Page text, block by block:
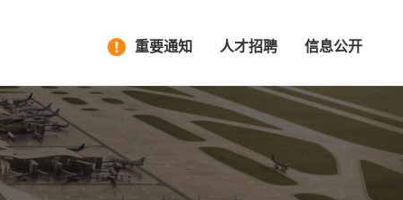
信息公开
人才招聘
重要通知